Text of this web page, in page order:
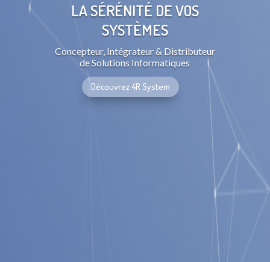
LA SÉRÉNITÉ DE VOS
SYSTÈMES
Concepteur, Intégrateur & Distributeur
de Solutions Informatiques
Découvrez 4R System